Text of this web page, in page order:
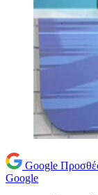
Google
Google